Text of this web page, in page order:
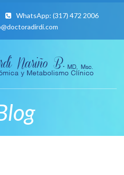
WhatsApp: (317) 472 2006